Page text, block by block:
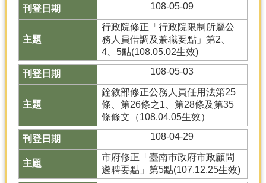
108-05-09
行政院修正「行政院限制所屬公
務人員借調及兼職要點」第2、
4、5點(108.05.02生效)
108-05-03
銓敘部修正公務人員任用法第25
條、第26條之1、第28條及第35
條條文（108.04.05生效）
108-04-29
市府修正「臺南市政府市政顧問
遴聘要點」第5點(107.12.25生效)